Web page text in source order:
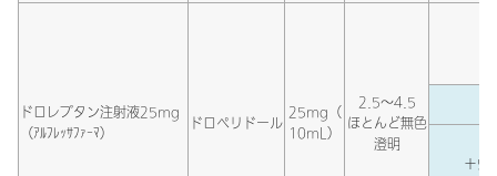
ドロレプタン注射液25mg
（ｱﾙﾌﾚｯｻﾌｧｰﾏ）
ドロペリドール
25mg（
10mL）
2.5～4.5
ほとんど無色
澄明
＋5